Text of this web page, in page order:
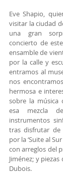
Eve Shapio,
visitar la ciudad
una gran
concierto de
ensamble de
por la calle y
entramos al
nos
hermosa e
sobre la música
esa mezcla
instrumentos
tras disfrutar de
por la ‘Suite al
con arreglos del
Jiménez; y
Dubois.